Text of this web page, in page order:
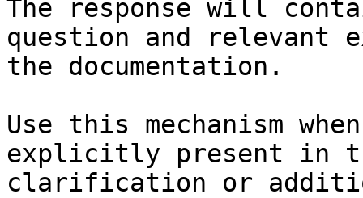
The response will
question and relevant
the documentation.
Use this mechanism
explicitly present in
clarification or